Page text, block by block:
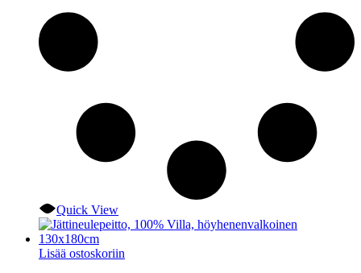
Quick View
Lisää ostoskoriin